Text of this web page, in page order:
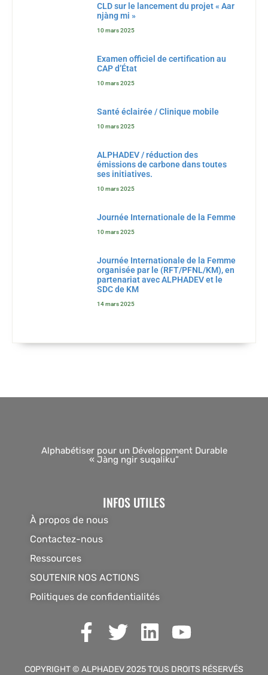
CLD sur le lancement du projet « Aar
njàng mi »
10 mars 2025
Examen officiel de certification au
CAP d’État
10 mars 2025
Santé éclairée / Clinique mobile
10 mars 2025
ALPHADEV / réduction des
émissions de carbone dans toutes
ses initiatives.
10 mars 2025
Journée Internationale de la Femme
10 mars 2025
Journée Internationale de la Femme
organisée par le (RFT/PFNL/KM), en
partenariat avec ALPHADEV et le
SDC de KM
14 mars 2025
Alphabétiser pour un Développment Durable
« Jàng ngir suqaliku”
INFOS UTILES
À propos de nous
Contactez-nous
Ressources
SOUTENIR NOS ACTIONS
Politiques de confidentialités
COPYRIGHT © ALPHADEV 2025 TOUS DROITS RÉSERVÉS